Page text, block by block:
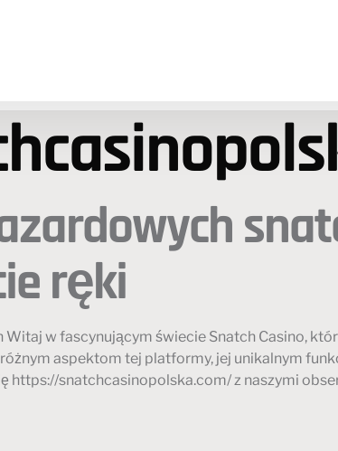
ręki
w fascynującym świecie Snatch Casino,
aspektom tej platformy, jej unikalnym
https://snatchcasinopolska.com/ z naszymi